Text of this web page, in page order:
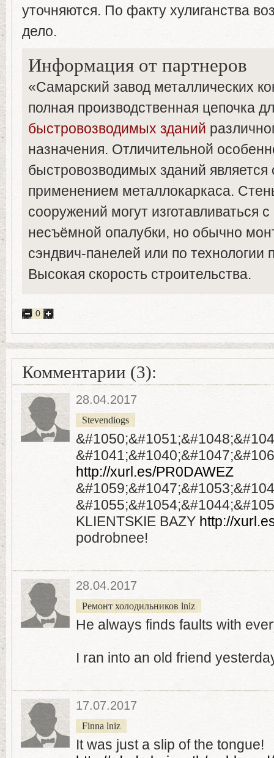
уточняются. По факту хулиганства
дело.
Информация от партнеров
«Самарский завод металлических
полная производственная цепочка
быстровозводимых зданий
назначения. Отличительной
быстровозводимых зданий является
применением металлокаркаса.
сооружений могут изготавливаться
несъёмной опалубки, но обычно
сэндвич-панелей или по технологии
Высокая скорость строительства.
0
Комментарии (3):
28.04.2017
Stevendiogs
http://xurl.es/PR0DAWEZ
KLIENTSKIE BAZY http://
podrobnee!
28.04.2017
Ремонт холодильников lniz
He always finds faults with
I ran into an old friend
17.07.2017
Finna lniz
It was just a slip of the tongue!